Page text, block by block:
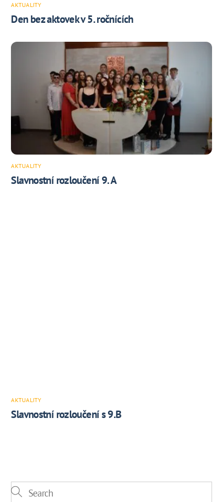
AKTUALITY
Den bez aktovek v 5. ročnících
AKTUALITY
Slavnostní rozloučení 9. A
AKTUALITY
Slavnostní rozloučení s 9.B